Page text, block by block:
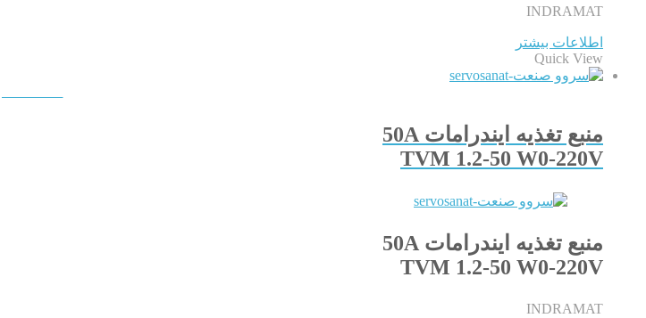
INDRAMAT
اطلاعات بیشتر
Quick View
منبع تغذیه ایندرامات 50A
TVM 1.2-50 W0-220V
منبع تغذیه ایندرامات 50A
TVM 1.2-50 W0-220V
INDRAMAT